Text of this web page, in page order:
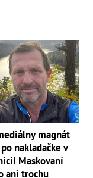
magnát
nakladačke v
Maskovaní
ani trochu